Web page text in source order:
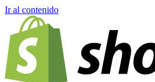
Ir al contenido